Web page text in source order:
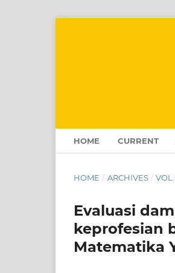
HOME CURRENT
HOME / ARCHIVES / VOL.
Evaluasi
keprofesian
Matematika